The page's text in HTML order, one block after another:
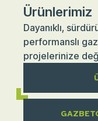
Ürünlerimiz
Dayanıklı,
performanslı
projelerinize